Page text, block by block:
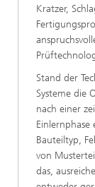
Kratzer,
Stand der
Systeme die
nach einer
Bauteiltyp,
von
das,